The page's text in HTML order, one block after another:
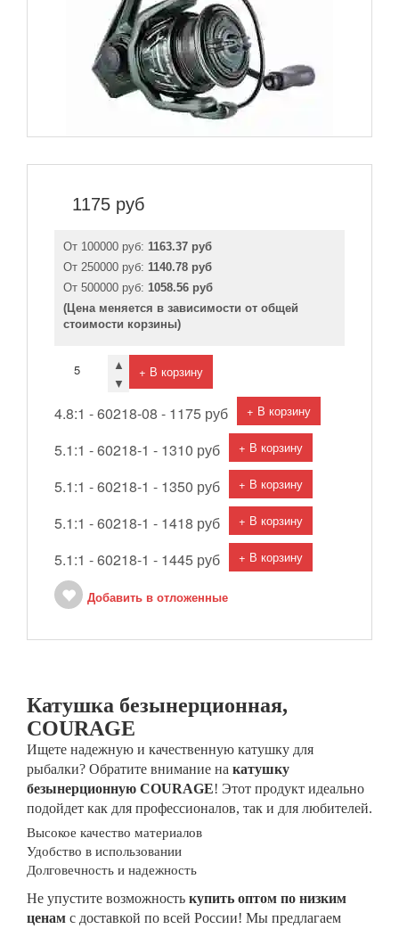
1175 руб
От 100000 руб: 1163.37 руб
От 250000 руб: 1140.78 руб
От 500000 руб: 1058.56 руб
(Цена меняется в зависимости от общей
стоимости корзины)
▲
▼
+ В корзину
4.8:1 - 60218-08 - 1175 руб + В корзину
5.1:1 - 60218-1 - 1310 руб + В корзину
5.1:1 - 60218-1 - 1350 руб + В корзину
5.1:1 - 60218-1 - 1418 руб + В корзину
5.1:1 - 60218-1 - 1445 руб + В корзину
Добавить в отложенные
Катушка безынерционная,
COURAGE
Ищете надежную и качественную катушку для
рыбалки? Обратите внимание на катушку
безынерционную COURAGE! Этот продукт идеально
подойдет как для профессионалов, так и для любителей.
Высокое качество материалов
Удобство в использовании
Долговечность и надежность
Не упустите возможность купить оптом по низким
ценам с доставкой по всей России! Мы предлагаем